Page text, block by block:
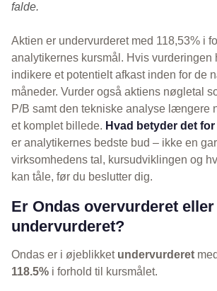
falde.
Aktien er undervurderet med 118,53% i
analytikernes kursmål. Hvis vurderingen
indikere et potentielt afkast inden for de
måneder. Vurder også aktiens nøgletal
P/B samt den tekniske analyse længere
et komplet billede. Hvad betyder det
er analytikernes bedste bud – ikke en
virksomhedens tal, kursudviklingen og
kan tåle, før du beslutter dig.
Er Ondas overvurderet eller
undervurderet?
Ondas er i øjeblikket undervurderet
118.5% i forhold til kursmålet.